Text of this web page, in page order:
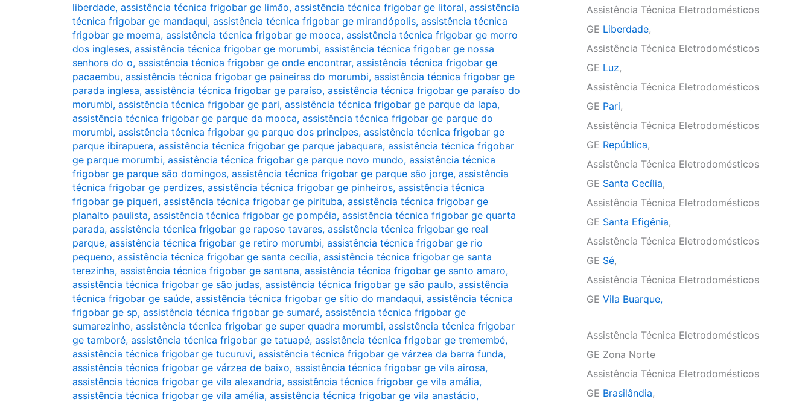
liberdade, assistência técnica frigobar ge limão, assistência técnica frigobar ge litoral, assistência
técnica frigobar ge mandaqui, assistência técnica frigobar ge mirandópolis, assistência técnica
frigobar ge moema, assistência técnica frigobar ge mooca, assistência técnica frigobar ge morro
dos ingleses, assistência técnica frigobar ge morumbi, assistência técnica frigobar ge nossa
senhora do o, assistência técnica frigobar ge onde encontrar, assistência técnica frigobar ge
pacaembu, assistência técnica frigobar ge paineiras do morumbi, assistência técnica frigobar ge
parada inglesa, assistência técnica frigobar ge paraíso, assistência técnica frigobar ge paraíso do
morumbi, assistência técnica frigobar ge pari, assistência técnica frigobar ge parque da lapa,
assistência técnica frigobar ge parque da mooca, assistência técnica frigobar ge parque do
morumbi, assistência técnica frigobar ge parque dos principes, assistência técnica frigobar ge
parque ibirapuera, assistência técnica frigobar ge parque jabaquara, assistência técnica frigobar
ge parque morumbi, assistência técnica frigobar ge parque novo mundo, assistência técnica
frigobar ge parque são domingos, assistência técnica frigobar ge parque são jorge, assistência
técnica frigobar ge perdizes, assistência técnica frigobar ge pinheiros, assistência técnica
frigobar ge piqueri, assistência técnica frigobar ge pirituba, assistência técnica frigobar ge
planalto paulista, assistência técnica frigobar ge pompéia, assistência técnica frigobar ge quarta
parada, assistência técnica frigobar ge raposo tavares, assistência técnica frigobar ge real
parque, assistência técnica frigobar ge retiro morumbi, assistência técnica frigobar ge rio
pequeno, assistência técnica frigobar ge santa cecília, assistência técnica frigobar ge santa
terezinha, assistência técnica frigobar ge santana, assistência técnica frigobar ge santo amaro,
assistência técnica frigobar ge são judas, assistência técnica frigobar ge são paulo, assistência
técnica frigobar ge saúde, assistência técnica frigobar ge sítio do mandaqui, assistência técnica
frigobar ge sp, assistência técnica frigobar ge sumaré, assistência técnica frigobar ge
sumarezinho, assistência técnica frigobar ge super quadra morumbi, assistência técnica frigobar
ge tamboré, assistência técnica frigobar ge tatuapé, assistência técnica frigobar ge tremembé,
assistência técnica frigobar ge tucuruvi, assistência técnica frigobar ge várzea da barra funda,
assistência técnica frigobar ge várzea de baixo, assistência técnica frigobar ge vila airosa,
assistência técnica frigobar ge vila alexandria, assistência técnica frigobar ge vila amália,
assistência técnica frigobar ge vila amélia, assistência técnica frigobar ge vila anastácio,
Assistência Técnica Eletrodomésticos
GE Liberdade,
Assistência Técnica Eletrodomésticos
GE Luz,
Assistência Técnica Eletrodomésticos
GE Pari,
Assistência Técnica Eletrodomésticos
GE República,
Assistência Técnica Eletrodomésticos
GE Santa Cecília,
Assistência Técnica Eletrodomésticos
GE Santa Efigênia,
Assistência Técnica Eletrodomésticos
GE Sé,
Assistência Técnica Eletrodomésticos
GE Vila Buarque,
Assistência Técnica Eletrodomésticos
GE Zona Norte
Assistência Técnica Eletrodomésticos
GE Brasilândia,